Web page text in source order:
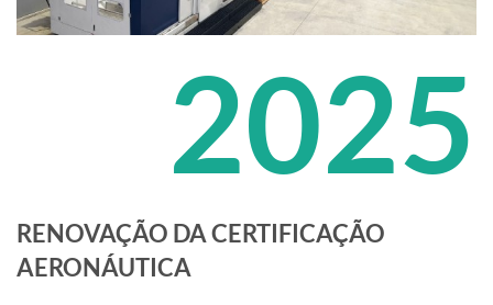
2025
RENOVAÇÃO DA CERTIFICAÇÃO
AERONÁUTICA